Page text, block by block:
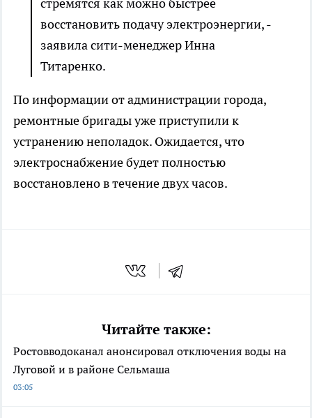
стремятся как можно быстрее
восстановить подачу электроэнергии, -
заявила сити-менеджер Инна
Титаренко.
По информации от администрации города,
ремонтные бригады уже приступили к
устранению неполадок. Ожидается, что
электроснабжение будет полностью
восстановлено в течение двух часов.
Читайте также:
Ростовводоканал анонсировал отключения воды на
Луговой и в районе Сельмаша
03:05